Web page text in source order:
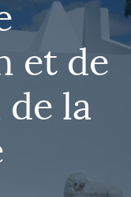
et de
la